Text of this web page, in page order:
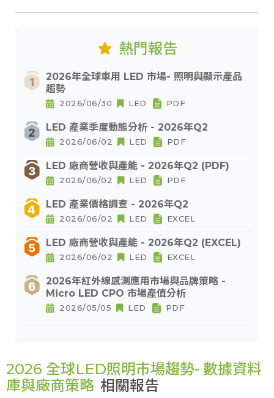
熱門報告
2026年全球車用 LED 市場- 照明與顯示產品
趨勢
2026/06/30 LED PDF
LED 產業季度動態分析 - 2026年Q2
2026/06/02 LED PDF
LED 廠商營收與產能 - 2026年Q2 (PDF)
2026/06/02 LED PDF
LED 產業價格調查 - 2026年Q2
2026/06/02 LED EXCEL
LED 廠商營收與產能 - 2026年Q2 (EXCEL)
2026/06/02 LED EXCEL
2026年紅外線感測應用市場與品牌策略 -
Micro LED CPO 市場產值分析
2026/05/05 LED PDF
2026 全球LED照明市場趨勢- 數據資料
庫與廠商策略 相關報告